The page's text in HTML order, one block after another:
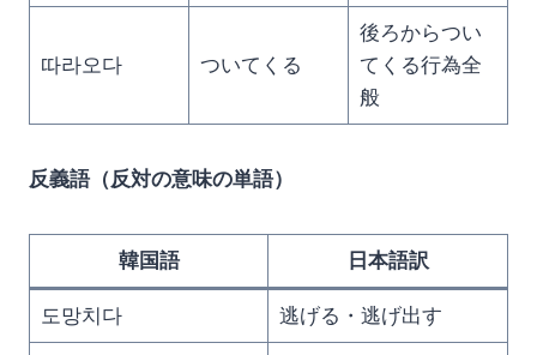
따라오다 ついてくる
後ろからつい
てくる行為全
般
反義語（反対の意味の単語）
韓国語 日本語訳
도망치다 逃げる・逃げ出す